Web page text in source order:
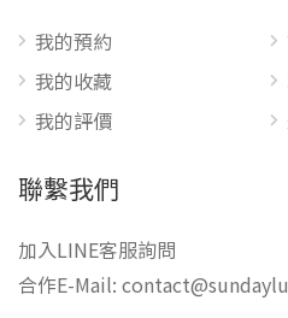
我的預約
我的收藏
我的評價
聯繫我們
加入LINE客服詢問
合作E-Mail: